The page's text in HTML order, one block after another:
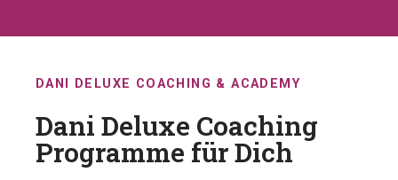
DANI DELUXE COACHING & ACADEMY
Dani Deluxe Coaching
Programme für Dich